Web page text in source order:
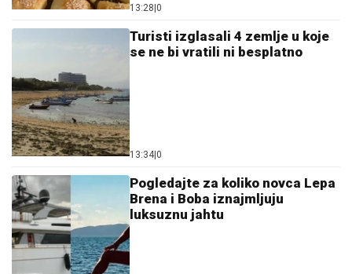
13:28 0
Turisti izglasali 4 zemlje u koje
se ne bi vratili ni besplatno
13:34 0
Pogledajte za koliko novca Lepa
Brena i Boba iznajmljuju
luksuznu jahtu